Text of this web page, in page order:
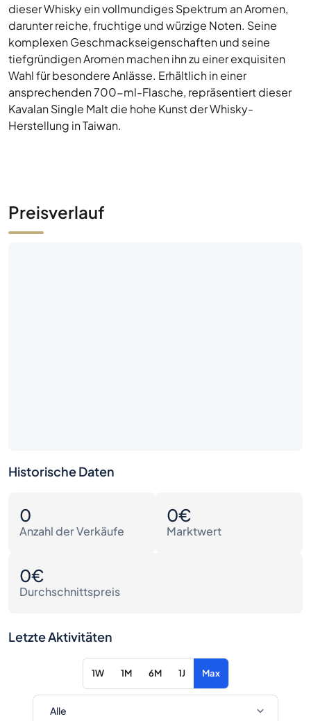
dieser Whisky ein vollmundiges Spektrum an Aromen,
darunter reiche, fruchtige und würzige Noten. Seine
komplexen Geschmackseigenschaften und seine
tiefgründigen Aromen machen ihn zu einer exquisiten
Wahl für besondere Anlässe. Erhältlich in einer
ansprechenden 700-ml-Flasche, repräsentiert dieser
Kavalan Single Malt die hohe Kunst der Whisky-
Herstellung in Taiwan.
Preisverlauf
Historische Daten
0
Anzahl der Verkäufe
0€
Marktwert
0€
Durchschnittspreis
Letzte Aktivitäten
1W 1M 6M 1J Max